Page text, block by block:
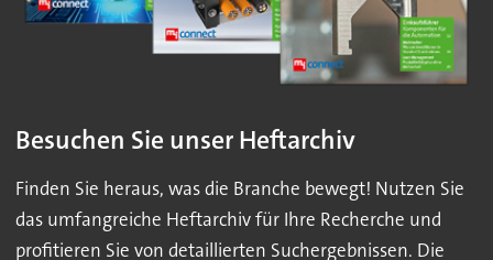
Besuchen Sie unser Heftarchiv
Finden Sie heraus, was die Branche bewegt! Nutzen Sie
das umfangreiche Heftarchiv für Ihre Recherche und
profitieren Sie von detaillierten Suchergebnissen. Die